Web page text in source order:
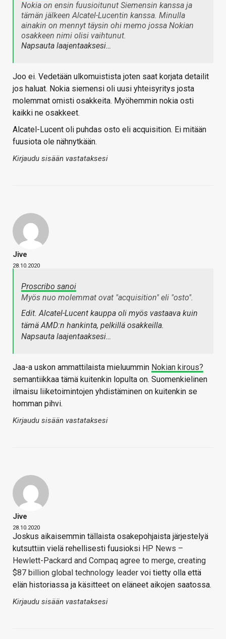
Nokia on ensin fuusioitunut Siemensin kanssa ja
tämän jälkeen Alcatel-Lucentin kanssa. Minulla
ainakin on mennyt täysin ohi memo jossa Nokian
osakkeen nimi olisi vaihtunut.
Napsauta laajentaaksesi…
Joo ei. Vedetään ulkomuistista joten saat korjata detailit
jos haluat. Nokia siemensi oli uusi yhteisyritys josta
molemmat omisti osakkeita. Myöhemmin nokia osti
kaikki ne osakkeet.
Alcatel-Lucent oli puhdas osto eli acquisition. Ei mitään
fuusiota ole nähnytkään.
Kirjaudu sisään vastataksesi
Jive
28.10.2020
Proscribo sanoi
Myös nuo molemmat ovat "acquisition" eli "osto".
Edit. Alcatel-Lucent kauppa oli myös vastaava kuin
tämä AMD:n hankinta, pelkillä osakkeilla.
Napsauta laajentaaksesi…
Jaa-a uskon ammattilaista mieluummin Nokian kirous?
semantiikkaa tämä kuitenkin lopulta on. Suomenkielinen
ilmaisu liiketoimintojen yhdistäminen on kuitenkin se
homman pihvi.
Kirjaudu sisään vastataksesi
Jive
28.10.2020
Joskus aikaisemmin tällaista osakepohjaista järjestelyä
kutsuttiin vielä rehellisesti fuusioksi HP News –
Hewlett-Packard and Compaq agree to merge, creating
$87 billion global technology leader voi tietty olla että
elän historiassa ja käsitteet on eläneet aikojen saatossa.
Kirjaudu sisään vastataksesi